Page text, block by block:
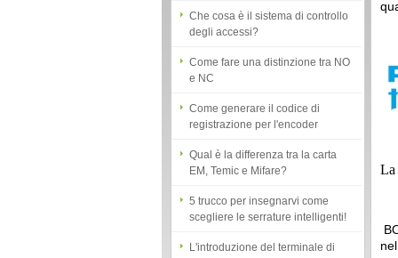
Come fare una distinzione tra NO
Come generare il codice di
Qual è la differenza tra la carta
5 trucco per insegnarvi come
L'introduzione del terminale di
digitale
La